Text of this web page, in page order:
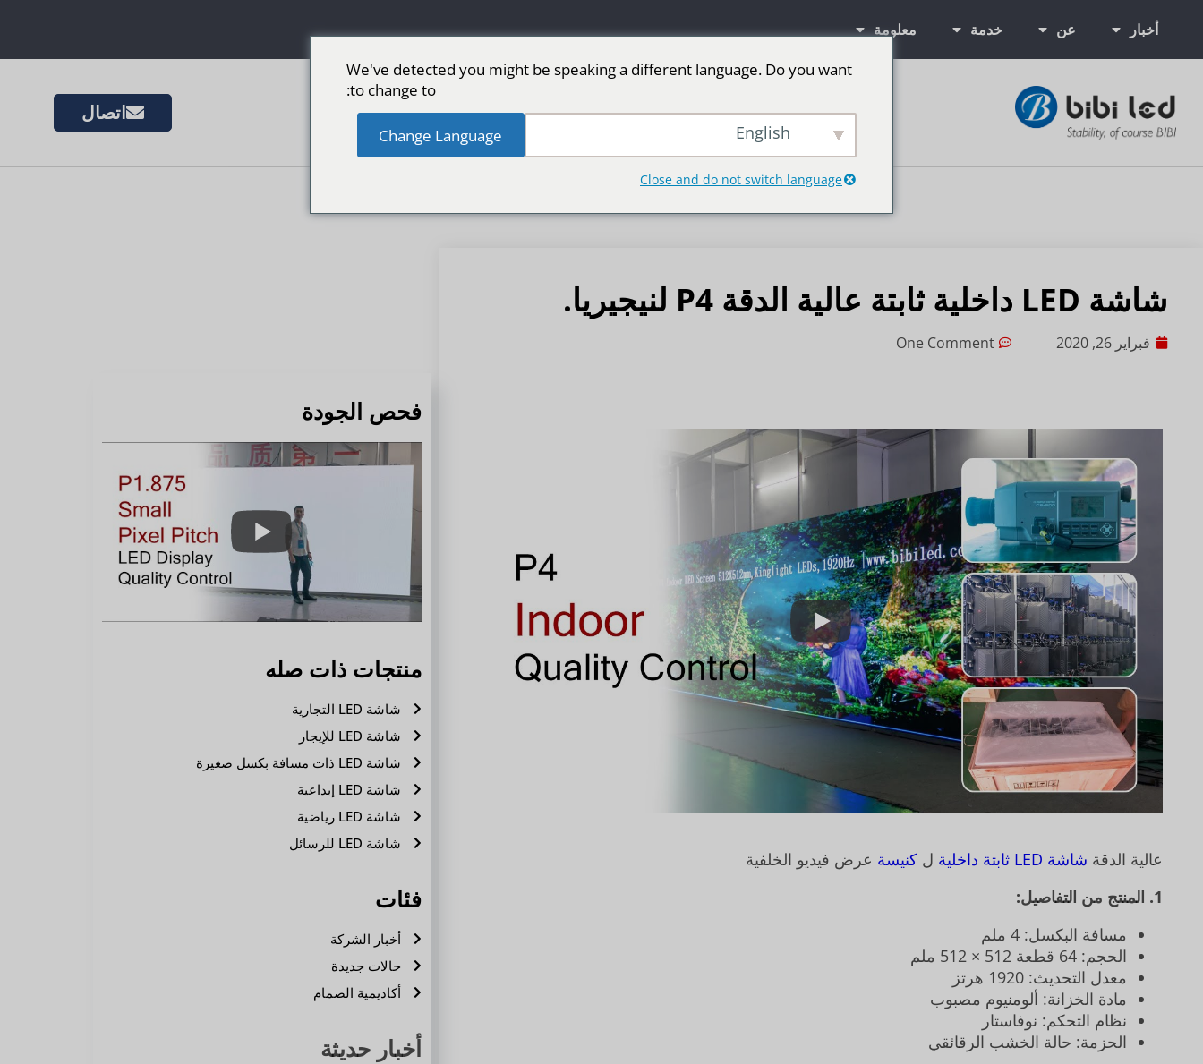
أخبار عن خدمة معلومة
شاشات إعلانية LED شاشة LED للمرحلة رياضة المزيد من الأسواق اتصال
شاشة LED داخلية ثابتة عالية الدقة P4 لنيجيريا.
فبراير 26, 2020 One Comment
عالية الدقة شاشة LED ثابتة داخلية ل كنيسة عرض فيديو الخلفية
1. المنتج من التفاصيل:
مسافة البكسل: 4 ملم
الحجم: 64 قطعة 512 × 512 ملم
معدل التحديث: 1920 هرتز
مادة الخزانة: ألومنيوم مصبوب
نظام التحكم: نوفاستار
الحزمة: حالة الخشب الرقائقي
فحص الجودة
منتجات ذات صله
شاشة LED التجارية
شاشة LED للإيجار
شاشة LED ذات مسافة بكسل صغيرة
شاشة LED إبداعية
شاشة LED رياضية
شاشة LED للرسائل
فئات
أخبار الشركة
حالات جديدة
أكاديمية الصمام
أخبار حديثة
We've detected you might be speaking a different language. Do you want
to change to:
Change Language
Close and do not switch language